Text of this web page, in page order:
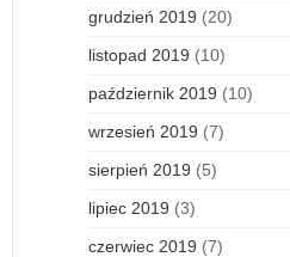
grudzień 2019 (20)
listopad 2019 (10)
październik 2019 (10)
wrzesień 2019 (7)
sierpień 2019 (5)
lipiec 2019 (3)
czerwiec 2019 (7)